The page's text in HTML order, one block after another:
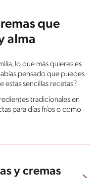
que
alma
lo que más quieres es
pensado que puedes
estas sencillas recetas?
tradicionales en
para días fríos o como
y cremas